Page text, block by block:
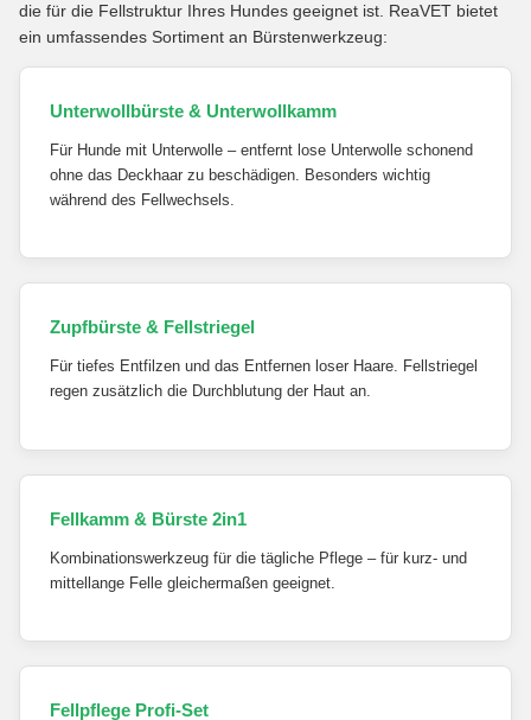
die für die Fellstruktur Ihres Hundes geeignet ist. ReaVET bietet
ein umfassendes Sortiment an Bürstenwerkzeug:
Unterwollbürste & Unterwollkamm
Für Hunde mit Unterwolle – entfernt lose Unterwolle schonend
ohne das Deckhaar zu beschädigen. Besonders wichtig
während des Fellwechsels.
Zupfbürste & Fellstriegel
Für tiefes Entfilzen und das Entfernen loser Haare. Fellstriegel
regen zusätzlich die Durchblutung der Haut an.
Fellkamm & Bürste 2in1
Kombinationswerkzeug für die tägliche Pflege – für kurz- und
mittellange Felle gleichermaßen geeignet.
Fellpflege Profi-Set